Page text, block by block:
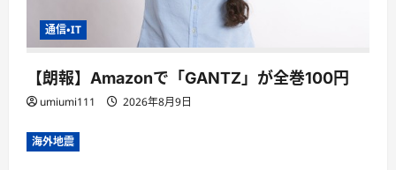
通信・IT
【朗報】Amazonで「GANTZ」が全巻100円
umiumi111 2026年8月9日
海外地震